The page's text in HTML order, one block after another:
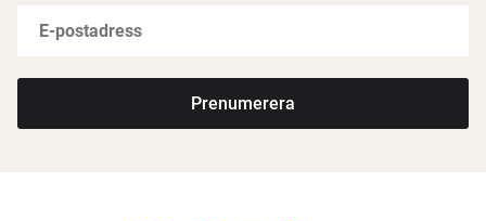
Prenumerera